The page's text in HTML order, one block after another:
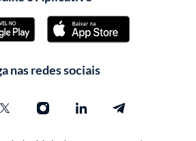
nas redes sociais